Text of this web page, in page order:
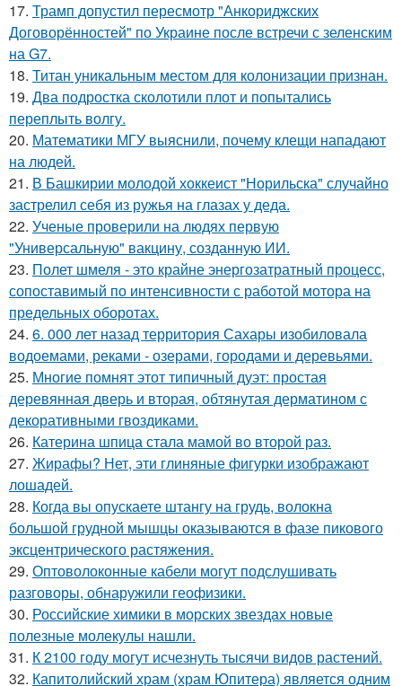
17. Трамп допустил пересмотр "Анкориджских
Договорённостей" по Украине после встречи с зеленским
на G7.
18. Титан уникальным местом для колонизации признан.
19. Два подростка сколотили плот и попытались
переплыть волгу.
20. Математики МГУ выяснили, почему клещи нападают
на людей.
21. В Башкирии молодой хоккеист "Норильска" случайно
застрелил себя из ружья на глазах у деда.
22. Ученые проверили на людях первую
"Универсальную" вакцину, созданную ИИ.
23. Полет шмеля - это крайне энергозатратный процесс,
сопоставимый по интенсивности с работой мотора на
предельных оборотах.
24. 6. 000 лет назад территория Сахары изобиловала
водоемами, реками - озерами, городами и деревьями.
25. Многие помнят этот типичный дуэт: простая
деревянная дверь и вторая, обтянутая дерматином с
декоративными гвоздиками.
26. Катерина шпица стала мамой во второй раз.
27. Жирафы? Нет, эти глиняные фигурки изображают
лошадей.
28. Когда вы опускаете штангу на грудь, волокна
большой грудной мышцы оказываются в фазе пикового
эксцентрического растяжения.
29. Оптоволоконные кабели могут подслушивать
разговоры, обнаружили геофизики.
30. Российские химики в морских звездах новые
полезные молекулы нашли.
31. К 2100 году могут исчезнуть тысячи видов растений.
32. Капитолийский храм (храм Юпитера) является одним